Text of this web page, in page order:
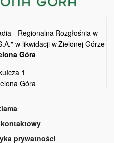
- Regionalna Rozgłośnia w
w likwidacji w Zielonej Górze
Góra
1
Góra
prywatności